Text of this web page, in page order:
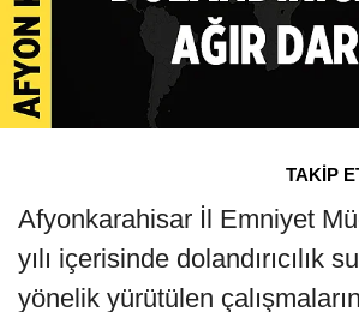
TAKİP
Afyonkarahisar İl Emniyet
yılı içerisinde dolandırıcılık
yönelik yürütülen